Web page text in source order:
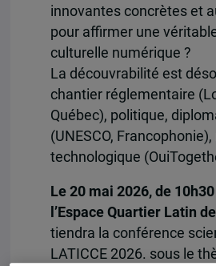
innovantes concrètes et
pour affirmer une
culturelle numérique ?
La découvrabilité est
chantier réglementaire
Québec), politique,
(UNESCO,
technologique
Le 20 mai 2026, de
l’Espace Quartier Latin de
tiendra la conférence
LATICCE 2026. sous le